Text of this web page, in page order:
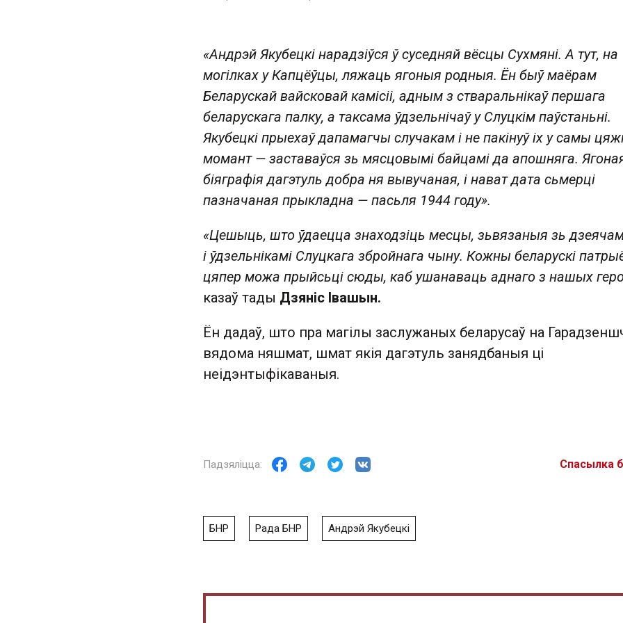
«Андрэй Якубецкі нарадзіўся ў суседняй вёсцы Сухмяні. А тут, на
могілках у Капцёўцы, ляжаць ягоныя родныя. Ён быў маёрам
Беларускай вайсковай камісіі, адным з стваральнікаў першага
беларускага палку, а таксама ўдзельнічаў у Слуцкім паўстаньні.
Якубецкі прыехаў дапамагчы случакам і не пакінуў іх у самы
момант — заставаўся зь мясцовымі байцамі да апошняга.
біяграфія дагэтуль добра ня вывучаная, і нават дата сьмерці
пазначаная прыкладна — пасьля 1944 году».
«Цешыць, што ўдаецца знаходзіць месцы, зьвязаныя зь
і ўдзельнікамі Слуцкага збройнага чыну. Кожны беларускі
цяпер можа прыйсьці сюды, каб ушанаваць аднаго з нашых
казаў тады Дзяніс Івашын.
Ён дадаў, што пра магілы заслужаных беларусаў на
вядома няшмат, шмат якія дагэтуль занядбаныя ці
неідэнтыфікаваныя.
Спасылка
БНР Рада БНР Андрэй Якубецкі